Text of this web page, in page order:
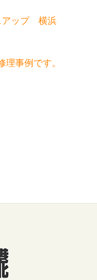
アップ 横浜
事例です。